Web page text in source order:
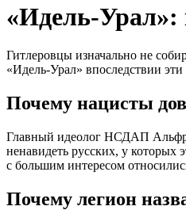
«Идель-
Гитлеровцы изначально не
«Идель-Урал» впоследствии
Почему нацисты
Главный идеолог НСДАП
ненавидеть русских, у
с большим интересом
Почему легион